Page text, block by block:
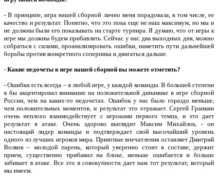
- В принципе, игра нашей сборной лично меня порадовала, в том числе, ее
качество и результат. Понятно, что это пока еще не наш максимум, но мы и
не должны были его показывать на старте турнира. Я думаю, что от игры к
игре мы должны будем прибавлять. Сейчас у нас два выходных дня, можно
собраться с силами, проанализировать ошибки, наметить пути дальнейшей
борьбы против конкретного соперника и двигаться дальше.
- Какие недочеты в игре нашей сборной вы можете отметить?
- Ошибки есть всегда – в любой игре, у каждой команды. В большей степени
я бы акцентировал внимание на положительной динамике в игре сборной
России, чем на каких-то недочетах. Ошибок у нас было гораздо меньше,
чем положительных моментов, и результат это отражает. Сергей Гранкин
очень неплохо взаимодействует с игроками первого темпа, и это дает
результат в атаке. Очень здорово выглядит Максим Михайлов, - он
настоящий лидер команды и подтверждает свой высочайший уровень
одного из лучших игроков мира. Приятные впечатления оставляет Дмитрий
Волков – молодой парень, который уверенно стоит в составе, держит
прием, существенно прибавил на блоке, меньше ошибается и больше
забивает в атаке. Все это в совокупности дает нам тот результат, который
мы имеем.